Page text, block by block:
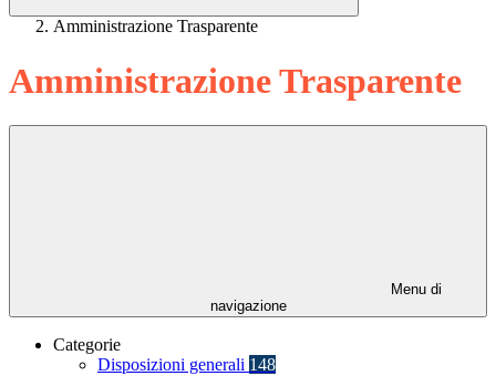
Amministrazione Trasparente
Amministrazione Trasparente
Menu di
navigazione
Categorie
Disposizioni generali 148